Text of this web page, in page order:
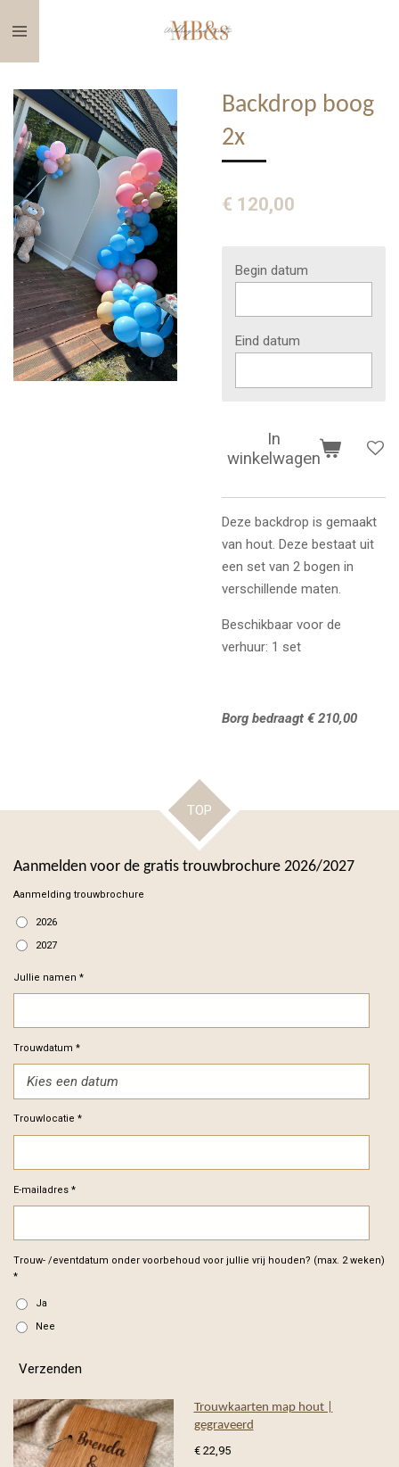
direct
naar
de
hoofdinhoud
Backdrop boog
2x
€ 120,00
Begin datum
Eind datum
In
winkelwagen
Deze backdrop is gemaakt
van hout. Deze bestaat uit
een set van 2 bogen in
verschillende maten.
Beschikbaar voor de
verhuur: 1 set
Borg bedraagt € 210,00
TOP
Aanmelden voor de gratis trouwbrochure 2026/2027
Aanmelding trouwbrochure
2026
2027
Jullie namen *
Trouwdatum *
Trouwlocatie *
E-mailadres *
Trouw- /eventdatum onder voorbehoud voor jullie vrij houden? (max. 2 weken)
*
Ja
Nee
Verzenden
Trouwkaarten map hout |
gegraveerd
€ 22,95